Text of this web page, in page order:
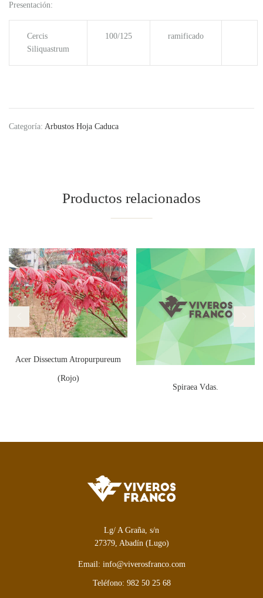
Presentación:
Cercis
Siliquastrum
100/125 ramificado
Categoría: Arbustos Hoja Caduca
Productos relacionados
Acer Dissectum Atropurpureum
(Rojo)
Spiraea Vdas.
Lg/ A Graña, s/n
27379, Abadín (Lugo)
Email: info@viverosfranco.com
Teléfono: 982 50 25 68